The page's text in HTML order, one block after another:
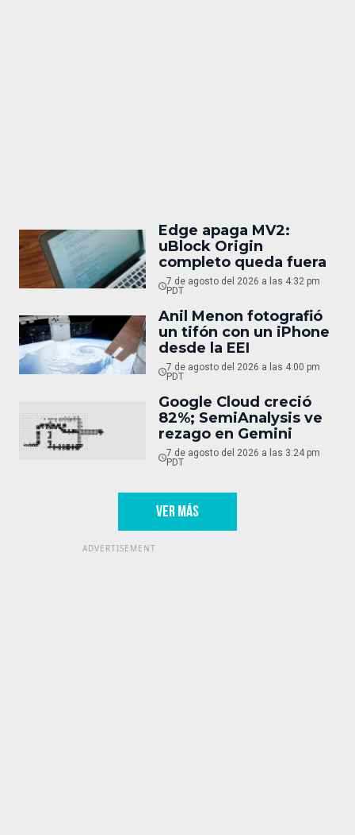
Edge apaga MV2:
uBlock Origin
completo queda fuera
7 de agosto del 2026 a las 4:32 pm
PDT
Anil Menon fotografió
un tifón con un iPhone
desde la EEI
7 de agosto del 2026 a las 4:00 pm
PDT
Google Cloud creció
82%; SemiAnalysis ve
rezago en Gemini
7 de agosto del 2026 a las 3:24 pm
PDT
VER MÁS